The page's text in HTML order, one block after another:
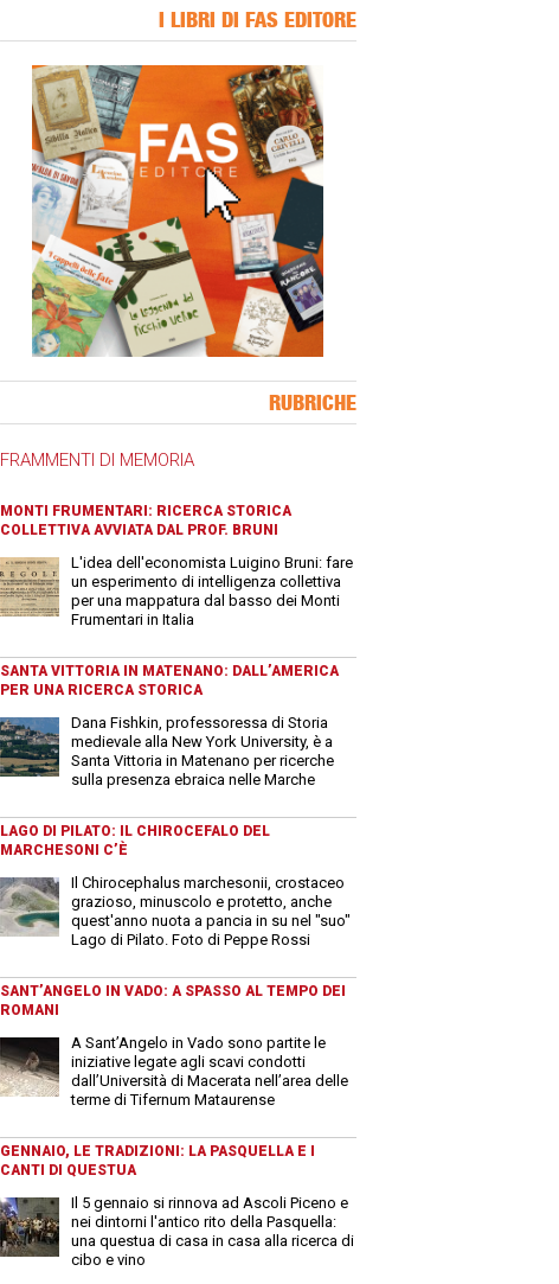
I LIBRI DI FAS EDITORE
RUBRICHE
FRAMMENTI DI MEMORIA
MONTI FRUMENTARI: RICERCA STORICA
COLLETTIVA AVVIATA DAL PROF. BRUNI
L'idea dell'economista Luigino Bruni: fare
un esperimento di intelligenza collettiva
per una mappatura dal basso dei Monti
Frumentari in Italia
SANTA VITTORIA IN MATENANO: DALL’AMERICA
PER UNA RICERCA STORICA
Dana Fishkin, professoressa di Storia
medievale alla New York University, è a
Santa Vittoria in Matenano per ricerche
sulla presenza ebraica nelle Marche
LAGO DI PILATO: IL CHIROCEFALO DEL
MARCHESONI C’È
Il Chirocephalus marchesonii, crostaceo
grazioso, minuscolo e protetto, anche
quest'anno nuota a pancia in su nel "suo"
Lago di Pilato. Foto di Peppe Rossi
SANT’ANGELO IN VADO: A SPASSO AL TEMPO DEI
ROMANI
A Sant’Angelo in Vado sono partite le
iniziative legate agli scavi condotti
dall’Università di Macerata nell’area delle
terme di Tifernum Mataurense
GENNAIO, LE TRADIZIONI: LA PASQUELLA E I
CANTI DI QUESTUA
Il 5 gennaio si rinnova ad Ascoli Piceno e
nei dintorni l'antico rito della Pasquella:
una questua di casa in casa alla ricerca di
cibo e vino